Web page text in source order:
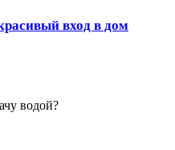
вход в дом